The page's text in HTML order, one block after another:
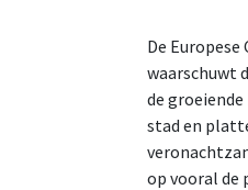
De Europese
waarschuwt
de
stad en
op vooral de